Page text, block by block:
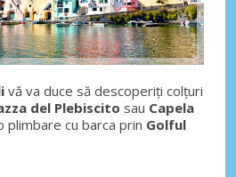
vă va duce să descoperiți colțuri
del Plebiscito sau Capela
plimbare cu barca prin Golful